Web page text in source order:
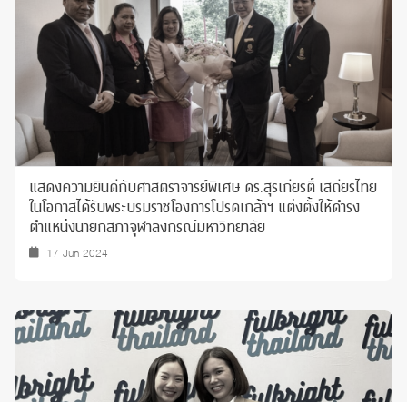
แสดงความยินดีกับศาสตราจารย์พิเศษ ดร.สุรเกียรติ์ เสถียรไทย
ในโอกาสได้รับพระบรมราชโองการโปรดเกล้าฯ แต่งตั้งให้ดำรง
ตำแหน่งนายกสภาจุฬาลงกรณ์มหาวิทยาลัย
17 Jun 2024